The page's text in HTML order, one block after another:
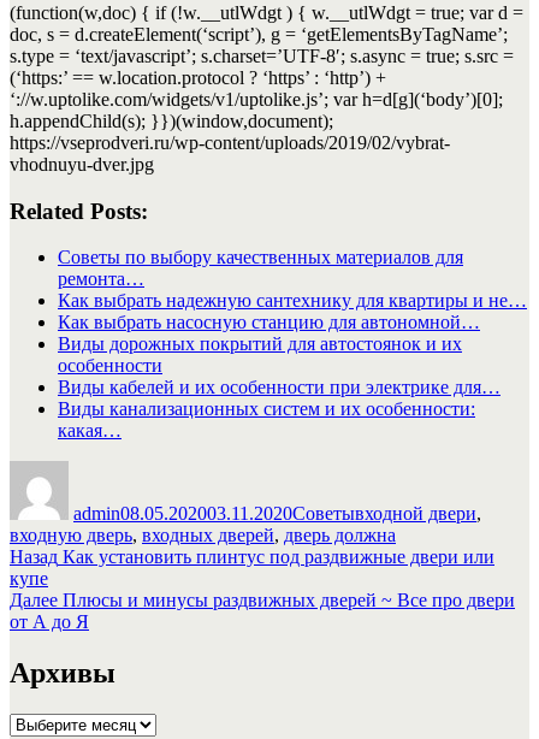
(function(w,doc) { if (!w.__utlWdgt ) { w.__utlWdgt = true; var d =
doc, s = d.createElement(‘script’), g = ‘getElementsByTagName’;
s.type = ‘text/javascript’; s.charset=’UTF-8′; s.async = true; s.src =
(‘https:’ == w.location.protocol ? ‘https’ : ‘http’) +
‘://w.uptolike.com/widgets/v1/uptolike.js’; var h=d[g](‘body’)[0];
h.appendChild(s); }})(window,document);
https://vseprodveri.ru/wp-content/uploads/2019/02/vybrat-
vhodnuyu-dver.jpg
Related Posts:
Советы по выбору качественных материалов для
ремонта…
Как выбрать надежную сантехнику для квартиры и не…
Как выбрать насосную станцию для автономной…
Виды дорожных покрытий для автостоянок и их
особенности
Виды кабелей и их особенности при электрике для…
Виды канализационных систем и их особенности:
какая…
admin08.05.202003.11.2020Советывходной двери,
входную дверь, входных дверей, дверь должна
Навигация
по
записям
Назад Предыдущая
Как установить плинтус под раздвижные двери или
купе
Далее Следующая
запись:
Плюсы и минусы раздвижных дверей ~ Все про двери
от А до Я
Архивы
Архивы